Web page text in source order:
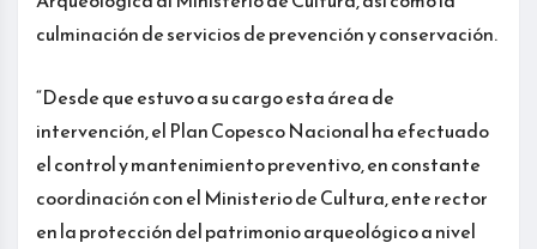
culminación de servicios de prevención y conservación.
“Desde que estuvo a su cargo esta área de
intervención, el Plan Copesco Nacional ha efectuado
el control y mantenimiento preventivo, en constante
coordinación con el Ministerio de Cultura, ente rector
en la protección del patrimonio arqueológico a nivel